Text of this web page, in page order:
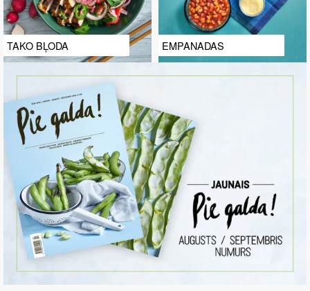
TAKO BĻODA EMPANADAS